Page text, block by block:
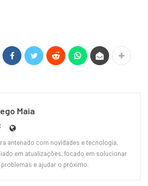
Maia
antenado com novidades e tecnologia,
em atualizações, focado em solucionar
problemas e ajudar o próximo.